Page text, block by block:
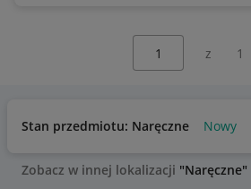
z 1
Stan przedmiotu: Naręczne Nowy
Zobacz w innej lokalizacji "Naręczne"